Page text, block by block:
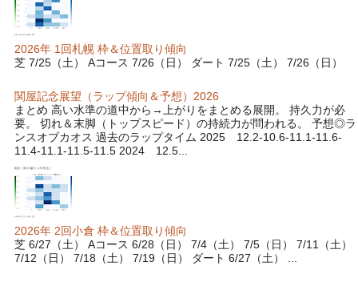
2026年 1回札幌 枠＆位置取り傾向
芝 7/25（土） Aコース 7/26（日） ダート 7/25（土） 7/26（日）
関屋記念展望（ラップ傾向＆予想）2026
まとめ 高い水準の道中から→上がりをまとめる展開。 持久力が必
要。 切れ＆末脚（トップスピード）の持続力が問われる。 予想◎ラ
ンスオブカオス 過去のラップタイム 2025 12.2-10.6-11.1-11.6-
11.4-11.1-11.5-11.5 2024 12.5...
2026年 2回小倉 枠＆位置取り傾向
芝 6/27（土） Aコース 6/28（日） 7/4（土） 7/5（日） 7/11（土）
7/12（日） 7/18（土） 7/19（日） ダート 6/27（土） ...